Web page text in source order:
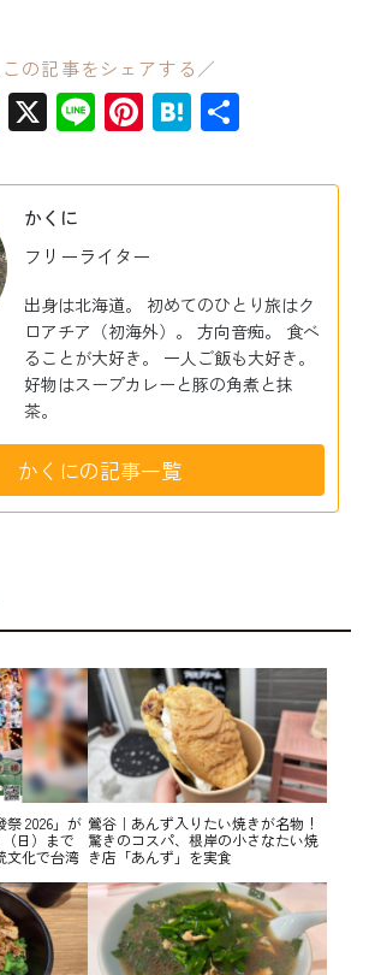
の記事をシェアする／
Facebook
X LinePinterest
Hatena
かくに
フリーライター
出身は北海道。 初めてのひとり旅はク
ロアチア（初海外）。 方向音痴。 食べ
ることが大好き。 一人ご飯も大好き。
好物はスープカレーと豚の角煮と抹
茶。
かくにの記事一覧
祭 2026」が
日）まで
文化で台湾
鶯谷｜あんず入りたい焼きが名物！
驚きのコスパ、根岸の小さなたい焼
き店「あんず」を実食